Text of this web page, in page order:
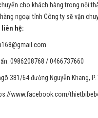
cho khách hàng trong nội
ngoại tỉnh Công ty sẽ vận
hệ:
0986208768 / 0466737660
381/64 đường Nguyễn Khang, P.
www.facebook.com/